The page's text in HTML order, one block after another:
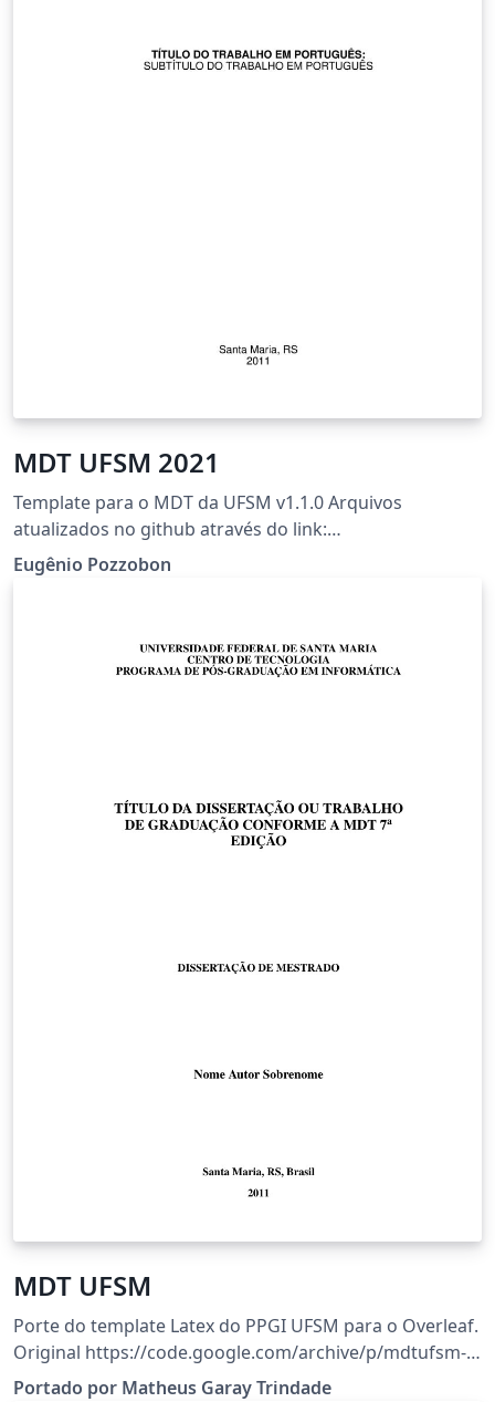
MDT UFSM 2021
Template para o MDT da UFSM v1.1.0 Arquivos
atualizados no github através do link:
https://github.com/Eugenio-Pozzobon/mdt-ufsm-2021-
latex Observação: template revisado pelos
Eugênio Pozzobon
MDT UFSM
Porte do template Latex do PPGI UFSM para o Overleaf.
Original https://code.google.com/archive/p/mdtufsm-
ppgi/downloads
Portado por Matheus Garay Trindade